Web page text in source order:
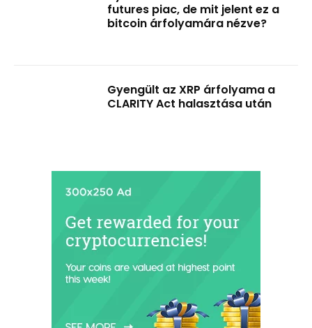
futures piac, de mit jelent ez a
bitcoin árfolyamára nézve?
Gyengült az XRP árfolyama a
CLARITY Act halasztása után